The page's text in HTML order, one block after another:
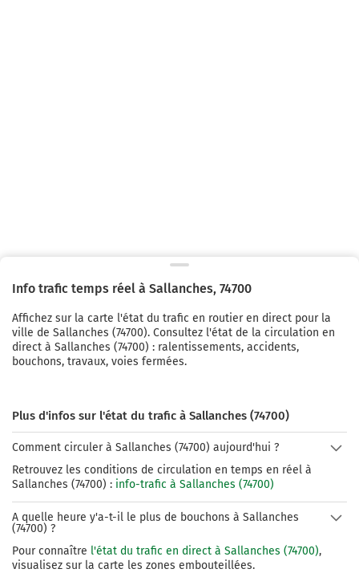
Info trafic temps réel à Sallanches, 74700
Affichez sur la carte l'état du trafic en routier en direct pour la
ville de Sallanches (74700). Consultez l'état de la circulation en
direct à Sallanches (74700) : ralentissements, accidents,
bouchons, travaux, voies fermées.
Plus d'infos sur l'état du trafic à Sallanches (74700)
Comment circuler à Sallanches (74700) aujourd'hui ?
Retrouvez les conditions de circulation en temps en réel à
Sallanches (74700) : info-trafic à Sallanches (74700)
A quelle heure y'a-t-il le plus de bouchons à Sallanches
(74700) ?
Pour connaître l'état du trafic en direct à Sallanches (74700),
visualisez sur la carte les zones embouteillées.